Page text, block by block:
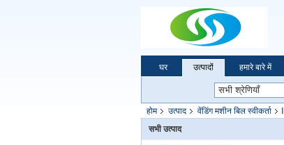
घर उत्पादों हमारे बारे में
होम उत्पाद वेंडिंग मशीन बिल स्वीकर्ता
सभी उत्पाद